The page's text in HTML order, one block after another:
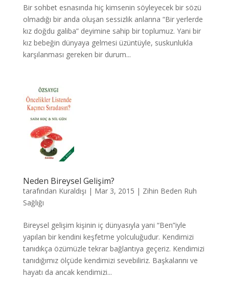
Bir sohbet esnasında hiç kimsenin söyleyecek bir sözü
olmadığı bir anda oluşan sessizlik anlarına “Bir yerlerde
kız doğdu galiba” deyimine sahip bir toplumuz. Yani bir
kız bebeğin dünyaya gelmesi üzüntüyle, suskunlukla
karşılanması gereken bir durum...
Neden Bireysel Gelişim?
tarafından Kuraldışı | Mar 3, 2015 | Zihin Beden Ruh
Sağlığı
Bireysel gelişim kişinin iç dünyasıyla yani “Ben”iyle
yapılan bir kendini keşfetme yolculuğudur. Kendimizi
tanıdıkça özümüzle tekrar bağlantıya geçeriz. Kendimizi
tanıdığımız ölçüde kendimizi sevebiliriz. Başkalarını ve
hayatı da ancak kendimizi...